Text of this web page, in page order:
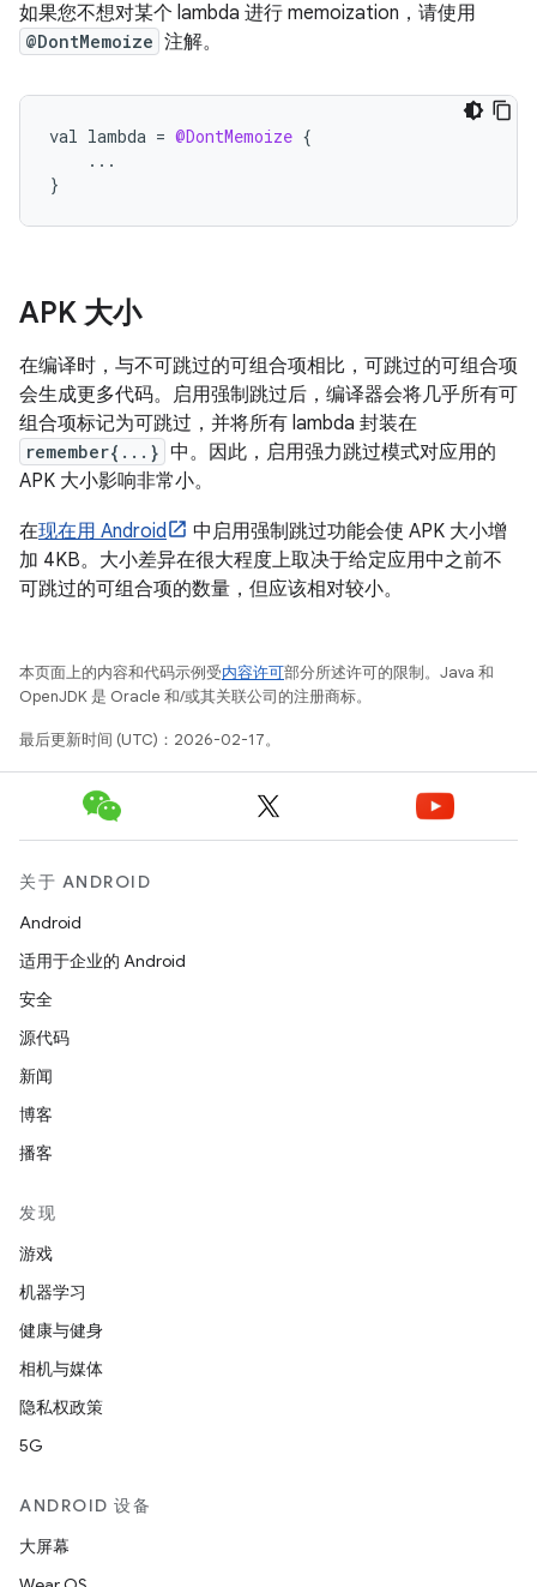
如果您不想对某个 lambda 进行 memoization，请使用
@DontMemoize 注解。
val lambda = @DontMemoize {
...
}
APK 大小
在编译时，与不可跳过的可组合项相比，可跳过的可组合项
会生成更多代码。启用强制跳过后，编译器会将几乎所有可
组合项标记为可跳过，并将所有 lambda 封装在
remember{...} 中。因此，启用强力跳过模式对应用的
APK 大小影响非常小。
在现在用 Android
中启用强制跳过功能会使 APK 大小增
加 4KB。大小差异在很大程度上取决于给定应用中之前不
可跳过的可组合项的数量，但应该相对较小。
本页面上的内容和代码示例受内容许可部分所述许可的限制。Java 和
OpenJDK 是 Oracle 和/或其关联公司的注册商标。
最后更新时间 (UTC)：2026-02-17。
关于 ANDROID
Android
适用于企业的 Android
安全
源代码
新闻
博客
播客
发现
游戏
机器学习
健康与健身
相机与媒体
隐私权政策
5G
ANDROID 设备
大屏幕